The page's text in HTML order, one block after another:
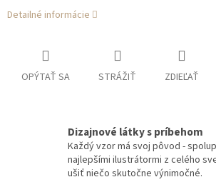
Detailné informácie
OPÝTAŤ SA STRÁŽIŤ ZDIEĽAŤ
Dizajnové látky s príbehom
Každý vzor má svoj pôvod -
najlepšími ilustrátormi z celého
ušiť niečo skutočne výnimočné.